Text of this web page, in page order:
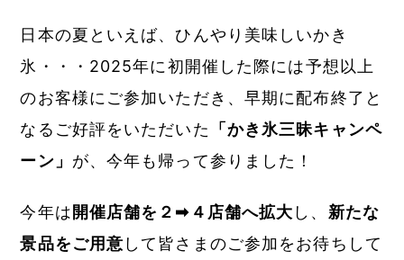
日本の夏といえば、ひんやり美味しいかき
氷・・・2025年に初開催した際には予想以上
のお客様にご参加いただき、早期に配布終了と
なるご好評をいただいた
「かき氷三昧キャンペ
ーン」 が、今年も帰って参りました！
今年は 開催店舗を２➡４店舗へ拡大 し、 新たな
景品をご用意 して皆さまのご参加をお待ちして